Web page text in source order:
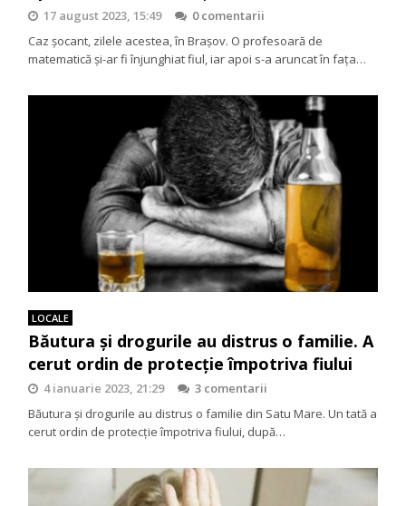
17 august 2023, 15:49
0 comentarii
Caz șocant, zilele acestea, în Brașov. O profesoară de
matematică și-ar fi înjunghiat fiul, iar apoi s-a aruncat în fața…
LOCALE
Băutura și drogurile au distrus o familie. A
cerut ordin de protecție împotriva fiului
4 ianuarie 2023, 21:29
3 comentarii
Băutura și drogurile au distrus o familie din Satu Mare. Un tată a
cerut ordin de protecție împotriva fiului, după…